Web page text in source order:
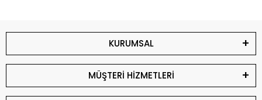
KURUMSAL
MÜŞTERİ HİZMETLERİ